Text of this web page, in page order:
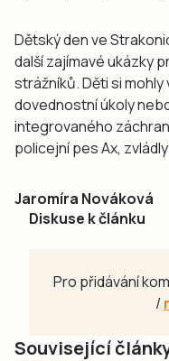
Dětský den ve
další zajímavé ukázky
strážníků. Děti si
dovednostní úkoly
integrovaného
policejní pes Ax,
Jaromíra Nováková
Diskuse k článku
Pro přidávání
/
Související